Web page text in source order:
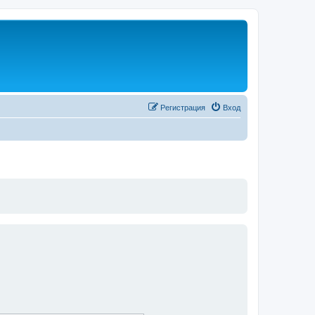
Вход
Регистрация